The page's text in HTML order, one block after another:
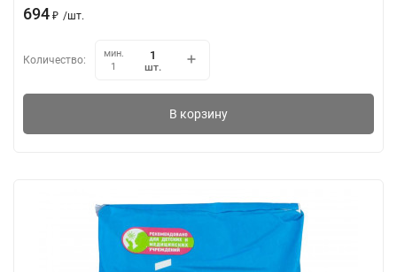
694 ₽ /шт.
Количество:
мин.
1
шт.
В корзину